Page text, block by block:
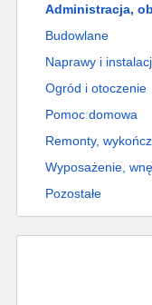
Administracja,
Budowlane
Naprawy i
Ogród i otoczenie
Pomoc domowa
Remonty,
Wyposażenie,
Pozostałe